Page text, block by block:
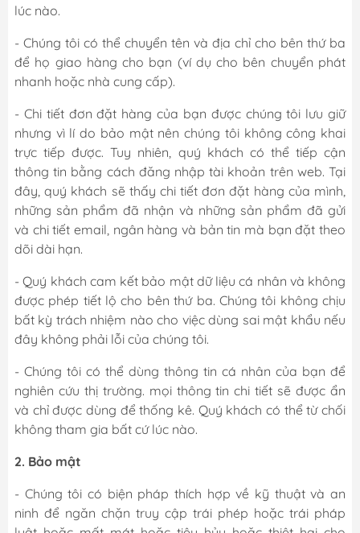
lúc nào.
- Chúng tôi có thể chuyển tên và địa chỉ cho bên thứ ba
để họ giao hàng cho bạn (ví dụ cho bên chuyển phát
nhanh hoặc nhà cung cấp).
- Chi tiết đơn đặt hàng của bạn được chúng tôi lưu giữ
nhưng vì lí do bảo mật nên chúng tôi không công khai
trực tiếp được. Tuy nhiên, quý khách có thể tiếp cận
thông tin bằng cách đăng nhập tài khoản trên web. Tại
đây, quý khách sẽ thấy chi tiết đơn đặt hàng của mình,
những sản phẩm đã nhận và những sản phẩm đã gửi
và chi tiết email, ngân hàng và bản tin mà bạn đặt theo
dõi dài hạn.
- Quý khách cam kết bảo mật dữ liệu cá nhân và không
được phép tiết lộ cho bên thứ ba. Chúng tôi không chịu
bất kỳ trách nhiệm nào cho việc dùng sai mật khẩu nếu
đây không phải lỗi của chúng tôi.
- Chúng tôi có thể dùng thông tin cá nhân của bạn để
nghiên cứu thị trường. mọi thông tin chi tiết sẽ được ẩn
và chỉ được dùng để thống kê. Quý khách có thể từ chối
không tham gia bất cứ lúc nào.
2. Bảo mật
- Chúng tôi có biện pháp thích hợp về kỹ thuật và an
ninh để ngăn chặn truy cập trái phép hoặc trái pháp